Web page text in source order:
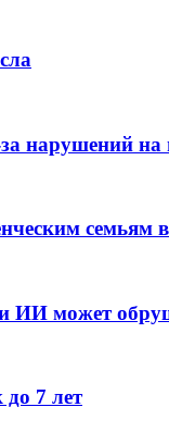
нарушений
семьям
ИИ может
до 7 лет